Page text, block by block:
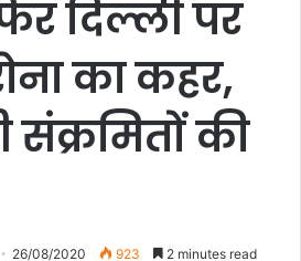
दिल्ली पर
का कहर,
की
26/08/2020 923 2 minutes read